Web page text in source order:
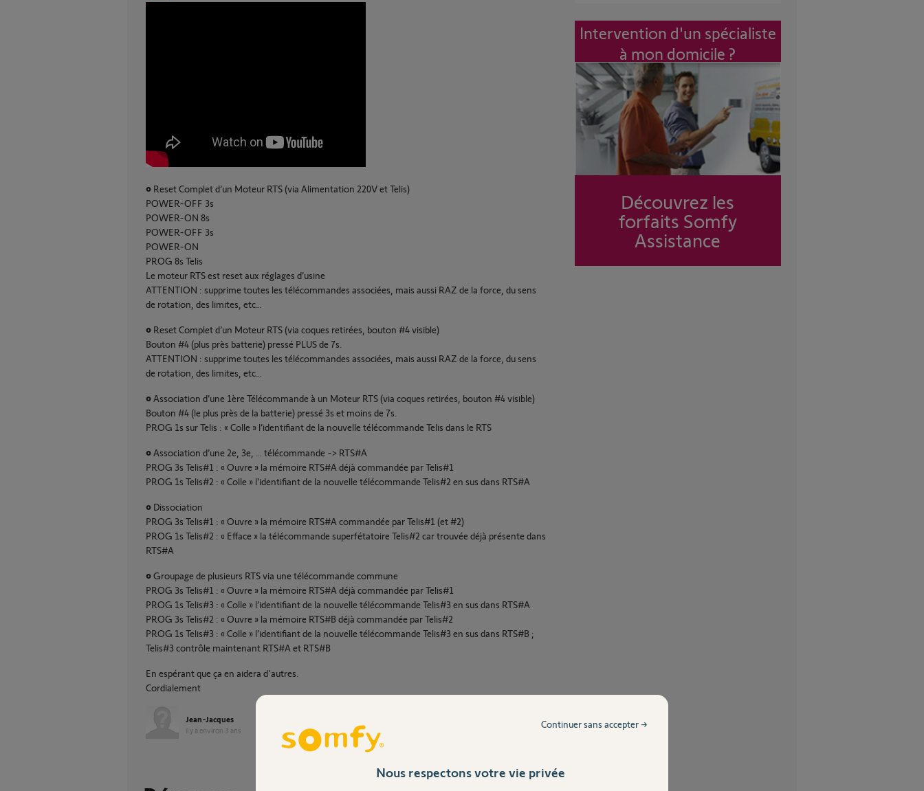
• Reset Complet d’un Moteur RTS (via Alimentation 220V et Telis)
POWER-OFF 3s
POWER-ON 8s
POWER-OFF 3s
POWER-ON
PROG 8s Telis
Le moteur RTS est reset aux réglages d’usine
ATTENTION : supprime toutes les télécommandes associées, mais aussi RAZ de la force, du sens
de rotation, des limites, etc…
• Reset Complet d’un Moteur RTS (via coques retirées, bouton #4 visible)
Bouton #4 (plus près batterie) pressé PLUS de 7s.
ATTENTION : supprime toutes les télécommandes associées, mais aussi RAZ de la force, du sens
de rotation, des limites, etc…
• Association d’une 1ère Télécommande à un Moteur RTS (via coques retirées, bouton #4 visible)
Bouton #4 (le plus près de la batterie) pressé 3s et moins de 7s.
PROG 1s sur Telis : « Colle » l’identifiant de la nouvelle télécommande Telis dans le RTS
• Association d’une 2e, 3e, … télécommande -> RTS#A
PROG 3s Telis#1 : « Ouvre » la mémoire RTS#A déjà commandée par Telis#1
PROG 1s Telis#2 : « Colle » l’identifiant de la nouvelle télécommande Telis#2 en sus dans RTS#A
• Dissociation
PROG 3s Telis#1 : « Ouvre » la mémoire RTS#A commandée par Telis#1 (et #2)
PROG 1s Telis#2 : « Efface » la télécommande superfétatoire Telis#2 car trouvée déjà présente dans
RTS#A
• Groupage de plusieurs RTS via une télécommande commune
PROG 3s Telis#1 : « Ouvre » la mémoire RTS#A déjà commandée par Telis#1
PROG 1s Telis#3 : « Colle » l’identifiant de la nouvelle télécommande Telis#3 en sus dans RTS#A
PROG 3s Telis#2 : « Ouvre » la mémoire RTS#B déjà commandée par Telis#2
PROG 1s Telis#3 : « Colle » l’identifiant de la nouvelle télécommande Telis#3 en sus dans RTS#B ;
Telis#3 contrôle maintenant RTS#A et RTS#B
En espérant que ça en aidera d'autres.
Cordialement
Jean-Jacques
il y a environ 3 ans
Partager cette question
Intervention d'un spécialiste
à mon domicile ?
Découvrez les
forfaits Somfy
Assistance
Nous respectons votre vie privée
Continuer sans accepter →